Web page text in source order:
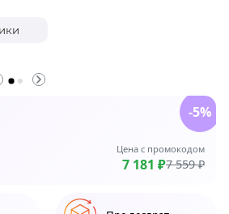
Цена с промокодом
7 181 ₽7 559 ₽
-5%